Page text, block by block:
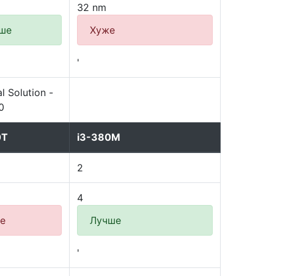
32 nm
Хуже
'
Solution -
i3-380M
2
4
Лучше
'